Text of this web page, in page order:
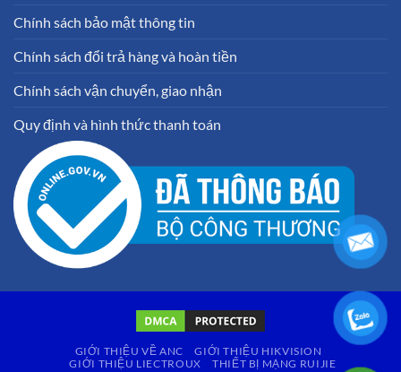
Chính sách bảo mật thông tin
Chính sách đổi trả hàng và hoàn tiền
Chính sách vận chuyển, giao nhận
Quy định và hình thức thanh toán
GIỚI THIỆU VỀ ANC
GIỚI THIỆU HIKVISION
GIỚI THIỆU LIECTROUX
THIẾT BỊ MẠNG RUIJIE